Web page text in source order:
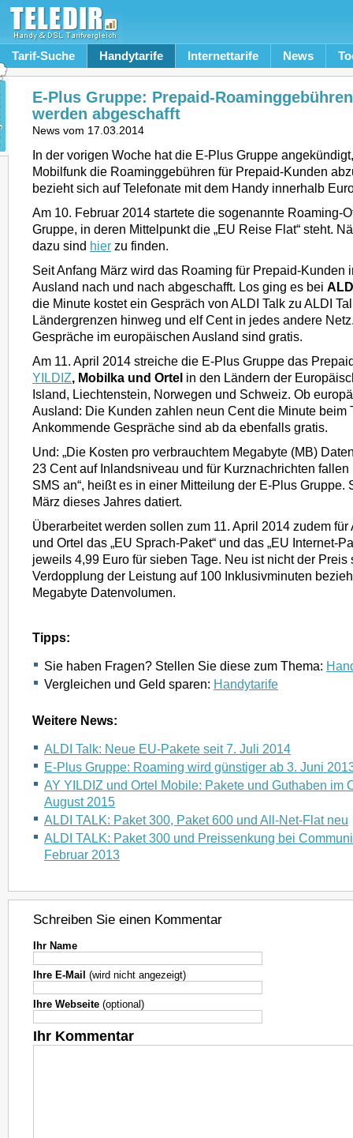
Tarif-Suche Handytarife Internettarife News
E-Plus Gruppe: Prepaid-
werden abgeschafft
News vom 17.03.2014
In der vorigen Woche hat die E-Plus Gruppe
Mobilfunk die Roaminggebühren für Prepaid-Kunden
bezieht sich auf Telefonate mit dem Handy innerhalb
Am 10. Februar 2014 startete die sogenannte Roaming-
Gruppe, in deren Mittelpunkt die „EU Reise Flat“ steht.
dazu sind hier zu finden.
Seit Anfang März wird das Roaming für Prepaid-Kunden
Ausland nach und nach abgeschafft. Los ging es bei
die Minute kostet ein Gespräch von ALDI Talk zu ALDI
Ländergrenzen hinweg und elf Cent in jedes andere
Gespräche im europäischen Ausland sind gratis.
Am 11. April 2014 streiche die E-Plus Gruppe das
YILDIZ, Mobilka und Ortel in den Ländern der
Island, Liechtenstein, Norwegen und Schweiz. Ob
Ausland: Die Kunden zahlen neun Cent die Minute beim
Ankommende Gespräche sind ab da ebenfalls gratis.
Und: „Die Kosten pro verbrauchtem Megabyte (MB)
23 Cent auf Inlandsniveau und für Kurznachrichten
SMS an“, heißt es in einer Mitteilung der E-Plus Gruppe.
März dieses Jahres datiert.
Überarbeitet werden sollen zum 11. April 2014 zudem für
und Ortel das „EU Sprach-Paket“ und das „EU Internet-
jeweils 4,99 Euro für sieben Tage. Neu ist nicht der Preis
Verdopplung der Leistung auf 100 Inklusivminuten
Megabyte Datenvolumen.
Tipps:
Sie haben Fragen? Stellen Sie diese zum Thema:
Vergleichen und Geld sparen: Handytarife
Weitere News:
ALDI Talk: Neue EU-Pakete seit 7. Juli 2014
E-Plus Gruppe: Roaming wird günstiger ab 3. Juni
AY YILDIZ und Ortel Mobile: Pakete und Guthaben im
August 2015
ALDI TALK: Paket 300, Paket 600 und All-Net-Flat neu
ALDI TALK: Paket 300 und Preissenkung bei
Februar 2013
Schreiben Sie einen Kommentar
Ihr Name
Ihre E-Mail (wird nicht angezeigt)
Ihre Webseite (optional)
Ihr Kommentar